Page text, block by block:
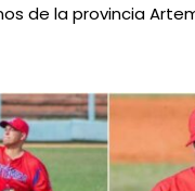
de la provincia